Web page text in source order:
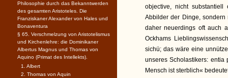
objective, nicht
Abbilder der Dinge,
daher neuerdings oft auch
Ockhams
sichü; das wäre eine
unseres Scholastikers: entia
Mensch ist sterblich«
Philosophie durch das Bekanntwerden
des gesamten Aristoteles. Die
Franziskaner Alexander von Hales und
Bonaventura
§ 65. Verschmelzung von Aristotelismus
und Kirchenlehre: die Dominikaner
Albertus Magnus und Thomas von
Aquino (Primat des Intellekts).
1. Albert
2. Thomas von Aquin